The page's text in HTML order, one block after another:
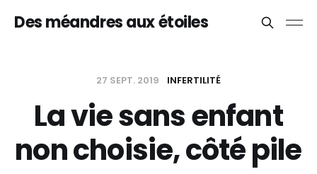
Des méandres aux étoiles
27 SEPT. 2019 INFERTILITÉ
La vie sans enfant
non choisie, côté pile